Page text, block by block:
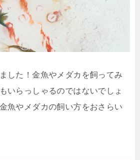
した！金魚やメダカを飼ってみ
いらっしゃるのではないでしょ
魚やメダカの飼い方をおさらい